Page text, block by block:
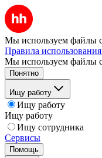
Мы используем файлы
Правила
Мы используем файлы
Понятно
Ищу работу
Ищу работу
Ищу работу
Ищу сотрудника
Сервисы
Помощь